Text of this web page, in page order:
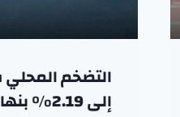
التضخم
إلى 2.19% بنهاية يونيو